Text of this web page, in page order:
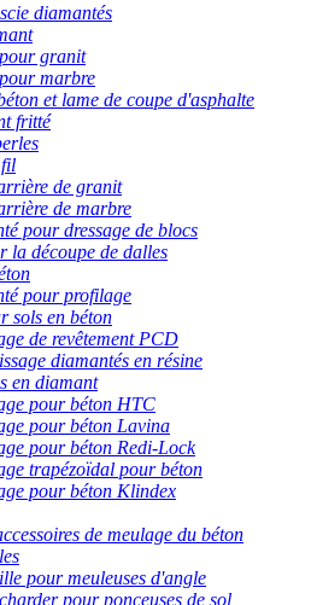
diamantés
granit
marbre
et lame de coupe d'asphalte
fritté
fil
de granit
de marbre
pour dressage de blocs
la découpe de dalles
pour profilage
sols en béton
de revêtement PCD
diamantés en résine
en diamant
pour béton HTC
pour béton Lavina
pour béton Redi-Lock
trapézoïdal pour béton
pour béton Klindex
de meulage du béton
pour meuleuses d'angle
pour ponceuses de sol